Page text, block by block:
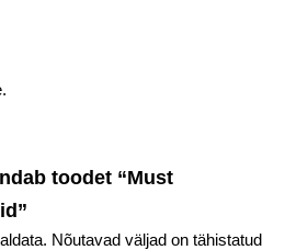
toodet “Must
Nõutavad väljad on tähistatud